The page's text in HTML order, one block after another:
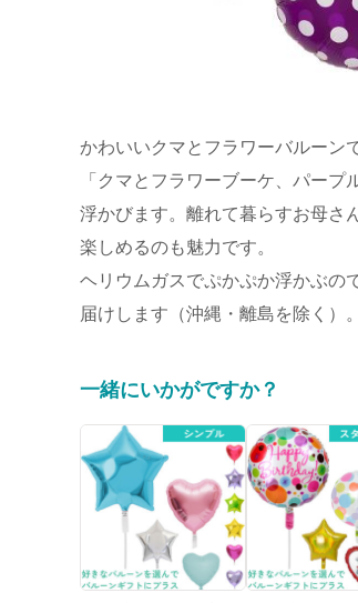
かわいいクマとフラワーバルーン
「クマとフラワーブーケ、パー
浮かびます。離れて暮らすお母さ
楽しめるのも魅力です。
ヘリウムガスでぷかぷか浮かぶの
届けします（沖縄・離島を除く）
一緒にいかがですか？